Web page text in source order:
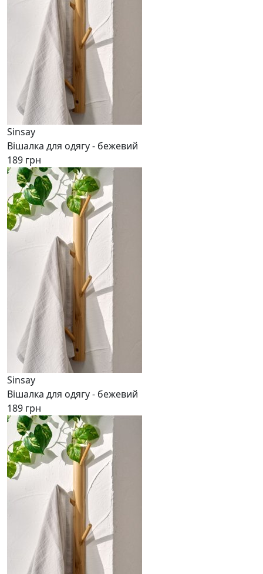
Sinsay
Вішалка для одягу - бежевий
189 грн
Sinsay
Вішалка для одягу - бежевий
189 грн